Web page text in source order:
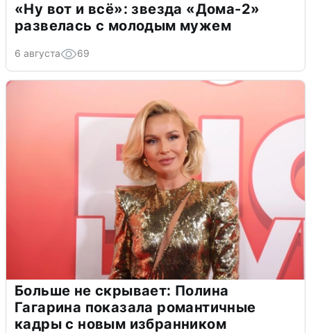
«Ну вот и всё»: звезда «Дома-2»
развелась с молодым мужем
6 августа 69
Больше не скрывает: Полина
Гагарина показала романтичные
кадры с новым избранником